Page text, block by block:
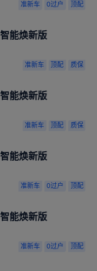
准新车 0过户 顶配
能焕新版
准新车 顶配 质保
能焕新版
准新车 顶配 质保
能焕新版
准新车 0过户 顶配
能焕新版
准新车 0过户 顶配